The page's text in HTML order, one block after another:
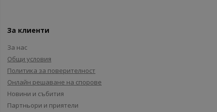
За клиенти
За нас
Общи условия
Политика за поверителност
Онлайн решаване на спорове
Новини и събития
Партньори и приятели